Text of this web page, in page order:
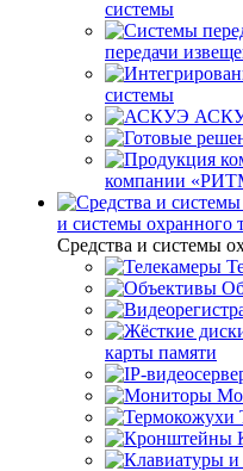
системы
передачи
системы
компании
и системы охранного
Средства и системы
карты памяти